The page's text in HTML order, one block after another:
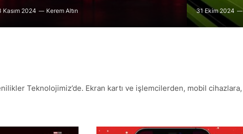
Kasım 2024 Kerem Altın 31 Ekim 2024
Teknolojimiz’de. Ekran kartı ve işlemcilerden, mobil